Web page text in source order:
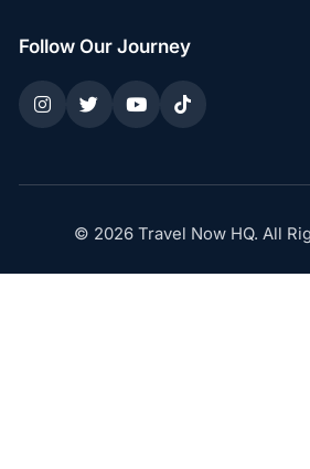
Follow Our Journey
© 2026 Travel Now HQ. All